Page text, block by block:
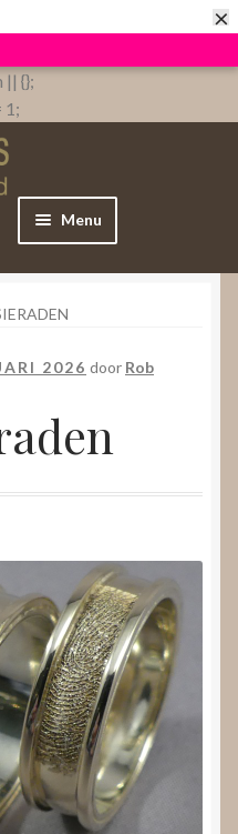
×
{};
1;
Menu
Submenu
uitvouwen
2026 door Rob